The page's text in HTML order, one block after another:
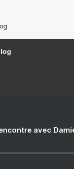
avec